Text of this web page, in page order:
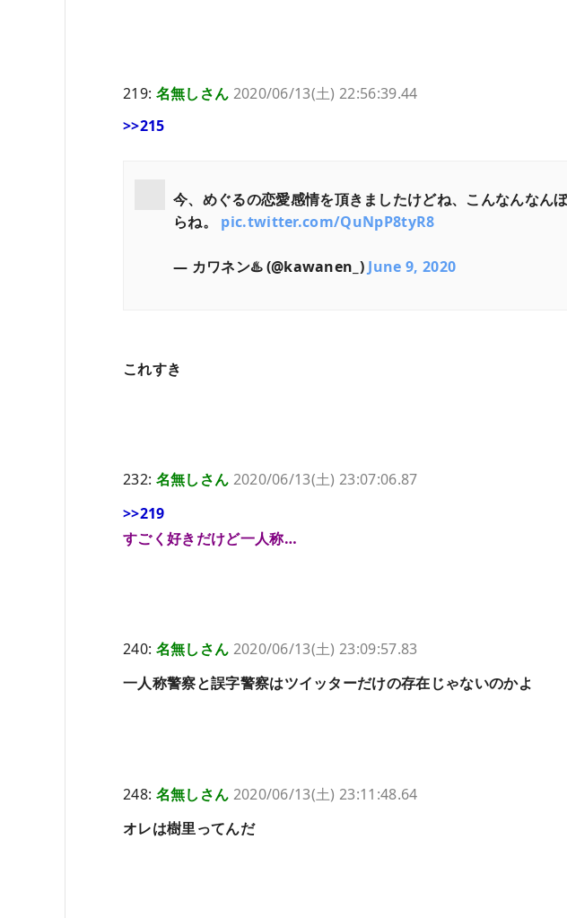
219: 名無しさん 2020/06/13(土) 22:56:39.44
>>215
今、めぐるの恋愛感情を頂きましたけどね、こんなんなん
らね。 pic.twitter.com/QuNpP8tyR8
— カワネン♨️ (@kawanen_) June 9, 2020
これすき
232: 名無しさん 2020/06/13(土) 23:07:06.87
>>219
すごく好きだけど一人称…
240: 名無しさん 2020/06/13(土) 23:09:57.83
一人称警察と誤字警察はツイッターだけの存在じゃないのかよ
248: 名無しさん 2020/06/13(土) 23:11:48.64
オレは樹里ってんだ